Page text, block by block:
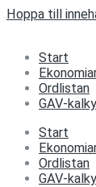
Hoppa till
Start
Ordlistan
GAV-
Start
Ordlistan
GAV-